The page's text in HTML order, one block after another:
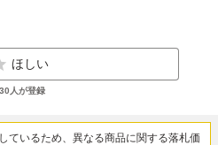
ほしい
人が登録
ているため、異なる商品に関する落札価